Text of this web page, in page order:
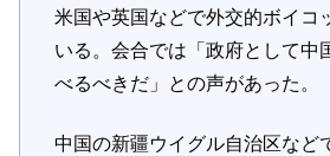
米国や英国などで外交的ボイコ
いる。会合では「政府として中
べるべきだ」との声があった。
中国の新疆ウイグル自治区など